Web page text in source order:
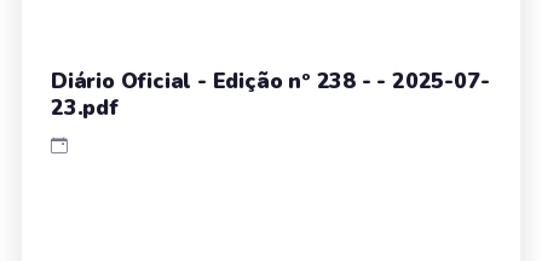
Diário Oficial - Edição nº 238 - - 2025-07-
23.pdf